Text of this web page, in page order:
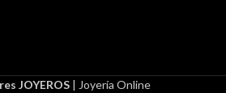
JOYEROS| Joyería Online